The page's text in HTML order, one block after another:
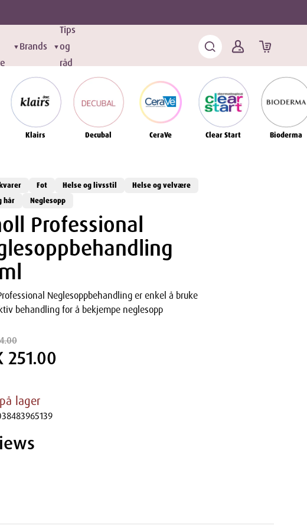
▼ Brands ▼
Tips
og
råd
Klairs Decubal CeraVe Clear Start Bioderma
Fot Helse og livsstil
Helse og velvære
hår
Neglesopp
Professional
Neglesoppbehandling er enkel å bruke
behandling for å bekjempe neglesopp
251.00
lager